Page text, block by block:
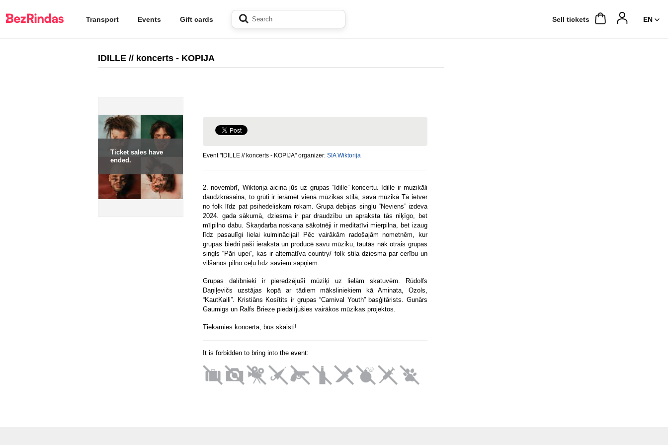
Transport Events Gift cards Sell ​​tickets
IDILLE // koncerts - KOPIJA
Ticket sales have
ended.
Event "IDILLE // koncerts - KOPIJA" organizer: SIA Wiktorija
2. novembrī, Wiktorija aicina jūs uz grupas “Idille” koncertu. Idille ir muzikāli
daudzkrāsaina, to grūti ir ierāmēt vienā mūzikas stilā, savā mūzikā Tā ietver
no folk līdz pat psihedeliskam rokam. Grupa debijas singlu “Neviens” izdeva
2024. gada sākumā, dziesma ir par draudzību un apraksta tās niķīgo, bet
mīļpilno dabu. Skaņdarba noskaņa sākotnēji ir meditatīvi mierpilna, bet izaug
līdz pasaulīgi lielai kulminācijai! Pēc vairākām radošajām nometnēm, kur
grupas biedri paši ieraksta un producē savu mūziku, tautās nāk otrais grupas
singls “Pāri upei”, kas ir alternatīva country/ folk stila dziesma par cerību un
vilšanos pilno ceļu līdz saviem sapņiem.
Grupas dalībnieki ir pieredzējuši mūziķi uz lielām skatuvēm. Rūdolfs
Daņiļevičs uzstājas kopā ar tādiem māksliniekiem kā Aminata, Ozols,
“KautKaili”. Kristiāns Kosītits ir grupas “Carnival Youth” basģitārists. Gunārs
Gaumigs un Ralfs Brieze piedalījušies vairākos mūzikas projektos.
Tiekamies koncertā, būs skaisti!
It is forbidden to bring into the event: